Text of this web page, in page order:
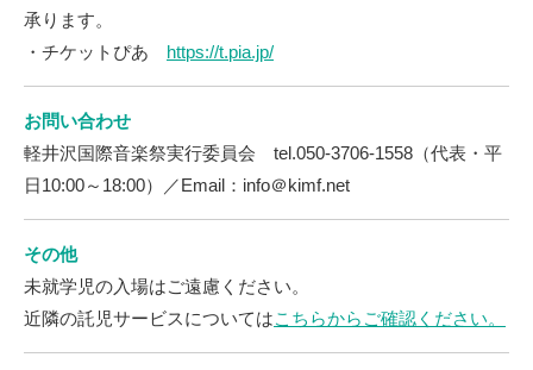
承ります。
・チケットぴあ https://t.pia.jp/
お問い合わせ
軽井沢国際音楽祭実行委員会 tel.050-3706-1558（代表・平
日10:00～18:00）／Email：info＠kimf.net
その他
未就学児の入場はご遠慮ください。
近隣の託児サービスについてはこちらからご確認ください。